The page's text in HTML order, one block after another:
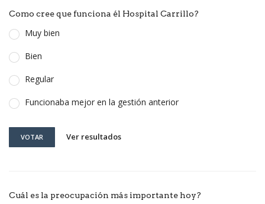
Como cree que funciona él Hospital Carrillo?
Muy bien
Bien
Regular
Funcionaba mejor en la gestión anterior
VOTAR Ver resultados
Cuál es la preocupación más importante hoy?